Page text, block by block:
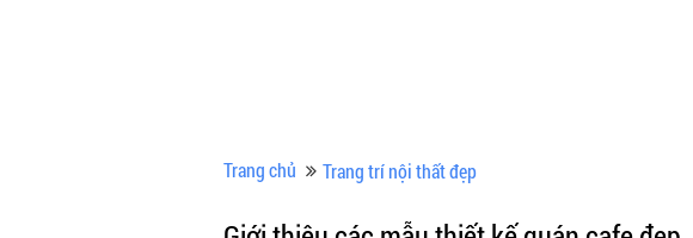
Trang chủ Trang trí nội thất đẹp